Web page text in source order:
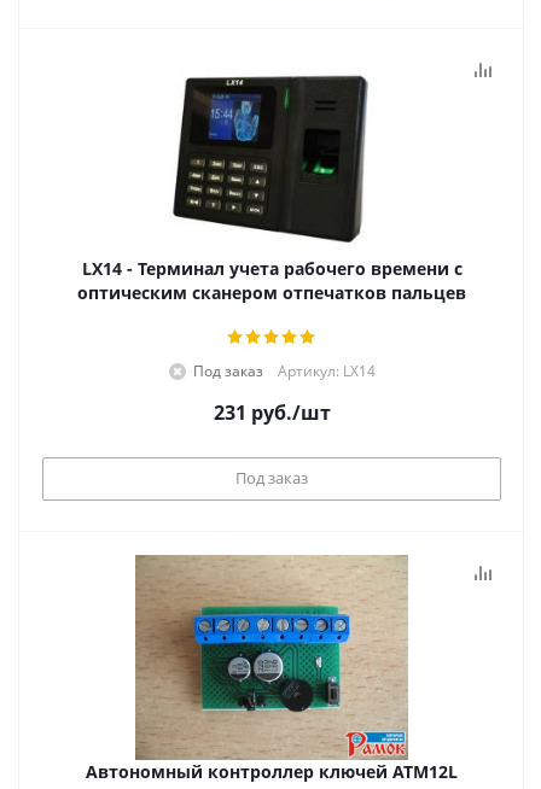
LX14 - Терминал учета рабочего времени с
оптическим сканером отпечатков пальцев
Под заказ Артикул: LX14
231 руб./шт
Под заказ
Автономный контроллер ключей АТM12L